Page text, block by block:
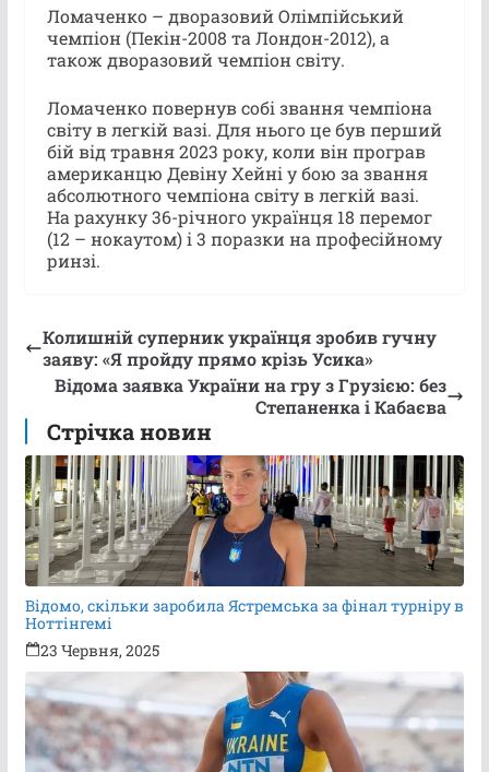
Ломаченко – дворазовий Олімпійський
чемпіон (Пекін-2008 та Лондон-2012), а
також дворазовий чемпіон світу.
Ломаченко повернув собі звання чемпіона
світу в легкій вазі. Для нього це був перший
бій від травня 2023 року, коли він програв
американцю Девіну Хейні у бою за звання
абсолютного чемпіона світу в легкій вазі.
На рахунку 36-річного українця 18 перемог
(12 – нокаутом) і 3 поразки на професійному
ринзі.
Колишній суперник українця зробив гучну
заяву: «Я пройду прямо крізь Усика»
Відома заявка України на гру з Грузією: без
Степаненка і Кабаєва
Стрічка новин
Відомо, скільки заробила Ястремська за фінал турніру в
Ноттінгемі
23 Червня, 2025